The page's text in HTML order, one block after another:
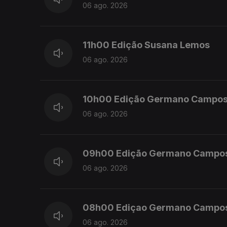
06 ago. 2026
11h00 Edição Susana Lemos
06 ago. 2026
10h00 Edição Germano
06 ago. 2026
09h00 Edição Germano
06 ago. 2026
08h00 Ediçao Germano
06 ago. 2026